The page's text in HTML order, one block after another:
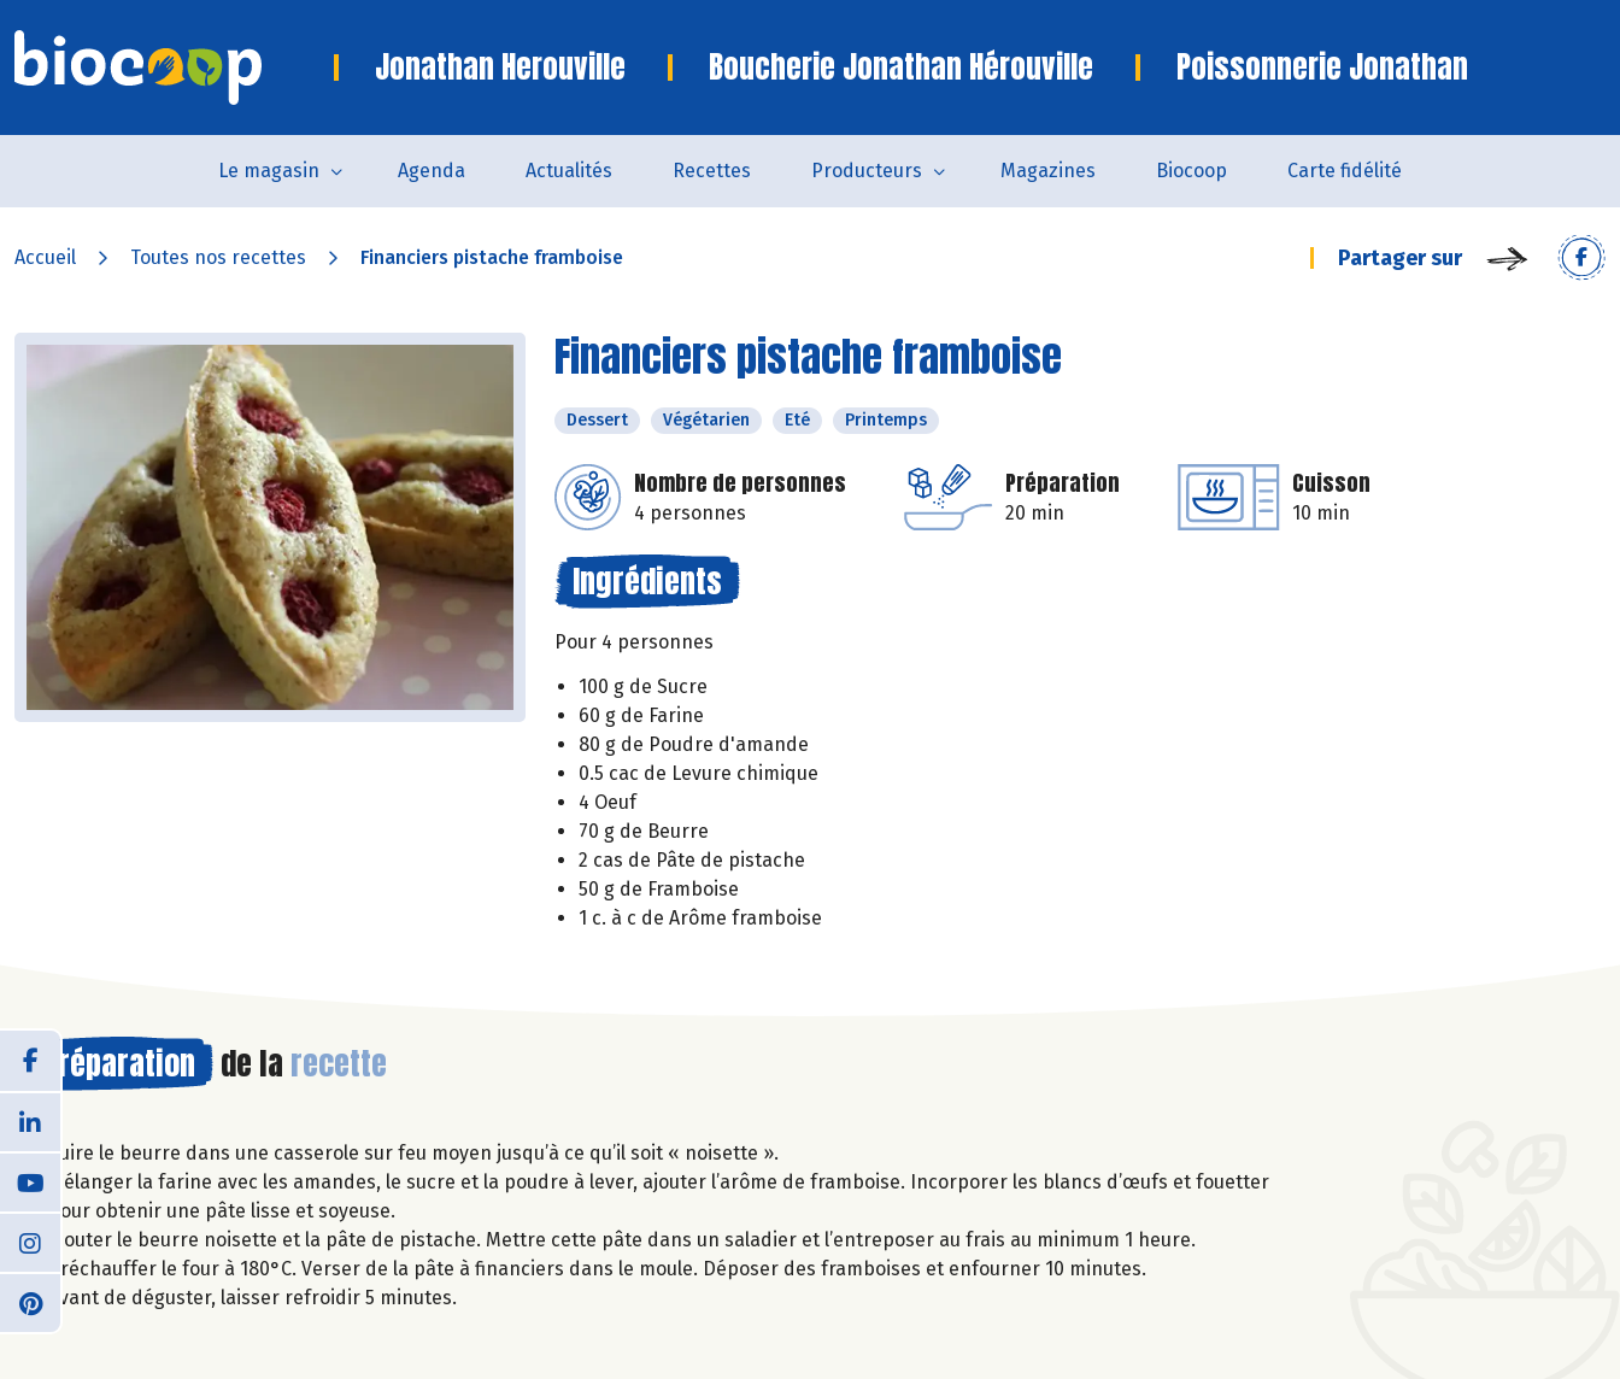
Jonathan Herouville Boucherie Jonathan Hérouville Poissonnerie Jonathan
Le magasin Agenda Actualités Recettes Producteurs Magazines Biocoop Carte fidélité
Accueil Toutes nos recettes Financiers pistache framboise Partager sur
Financiers pistache framboise
Dessert Végétarien Eté Printemps
Nombre de personnes
4 personnes
Préparation
20 min
Cuisson
10 min
Ingrédients
Pour 4 personnes
100 g de Sucre
60 g de Farine
80 g de Poudre d'amande
0.5 cac de Levure chimique
4 Oeuf
70 g de Beurre
2 cas de Pâte de pistache
50 g de Framboise
1 c. à c de Arôme framboise
Préparation de la recette
Cuire le beurre dans une casserole sur feu moyen jusqu’à ce qu’il soit « noisette ».
Mélanger la farine avec les amandes, le sucre et la poudre à lever, ajouter l’arôme de framboise. Incorporer les blancs d’œufs et fouetter
pour obtenir une pâte lisse et soyeuse.
Ajouter le beurre noisette et la pâte de pistache. Mettre cette pâte dans un saladier et l’entreposer au frais au minimum 1 heure.
Préchauffer le four à 180°C. Verser de la pâte à financiers dans le moule. Déposer des framboises et enfourner 10 minutes.
Avant de déguster, laisser refroidir 5 minutes.